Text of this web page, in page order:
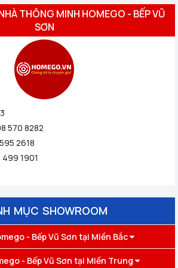
THÔNG MINH HOMEGO - BẾP VŨ
SƠN
570 8282
2618
1901
MỤC SHOWROOM
- Bếp Vũ Sơn tại Miền Bắc
- Bếp Vũ Sơn tại Miền Trung